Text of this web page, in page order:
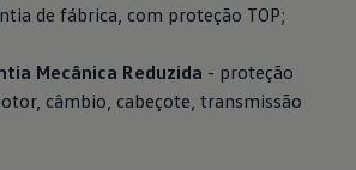
de fábrica, com proteção TOP;
Mecânica Reduzida - proteção
câmbio, cabeçote, transmissão